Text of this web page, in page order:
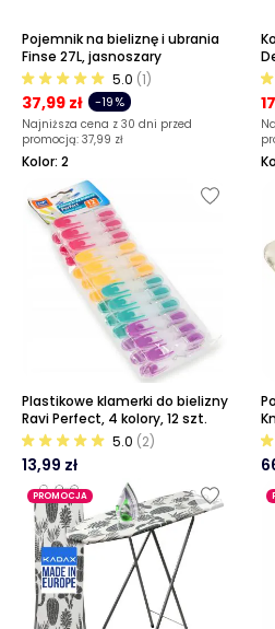
Pojemnik na bieliznę i ubrania
Finse 27L, jasnoszary
5.0 (1)
37,99 zł -19%
Najniższa cena z 30 dni przed
promocją: 37,99 zł
Kolor: 2
Plastikowe klamerki do bielizny
Ravi Perfect, 4 kolory, 12 szt.
5.0 (2)
13,99 zł
PROMOCJA